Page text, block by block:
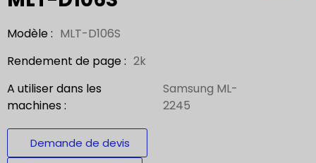
Modèle : MLT-D106S
Rendement de page : 2k
A utiliser dans les
machines :
Samsung ML-
2245
Demande de devis